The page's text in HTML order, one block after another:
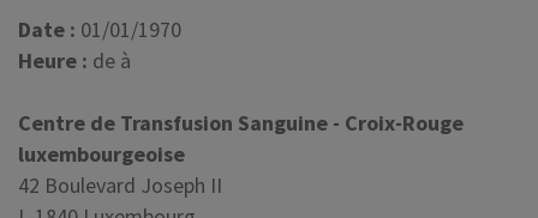
Date : 01/01/1970
Heure : de à
Centre de Transfusion Sanguine - Croix-Rouge
luxembourgeoise
42 Boulevard Joseph II